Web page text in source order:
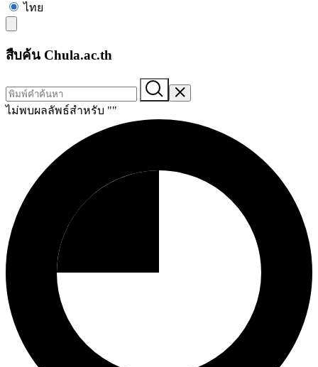
ไทย
สืบค้น Chula.ac.th
ไม่พบผลลัพธ์สำหรับ ""